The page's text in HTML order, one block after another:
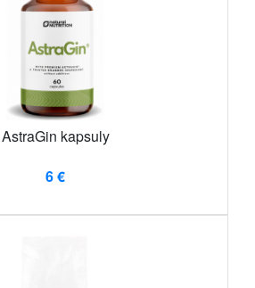
AstraGin kapsuly
6 €